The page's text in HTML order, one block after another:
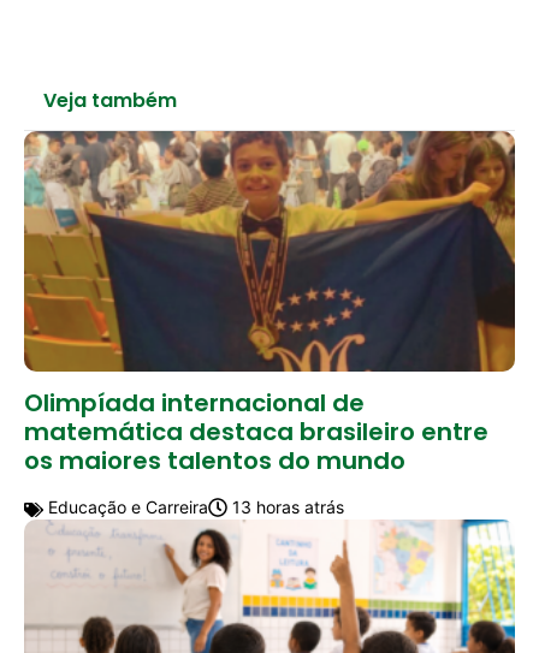
Veja também
Olimpíada internacional de
matemática destaca brasileiro entre
os maiores talentos do mundo
Educação e Carreira 13 horas atrás